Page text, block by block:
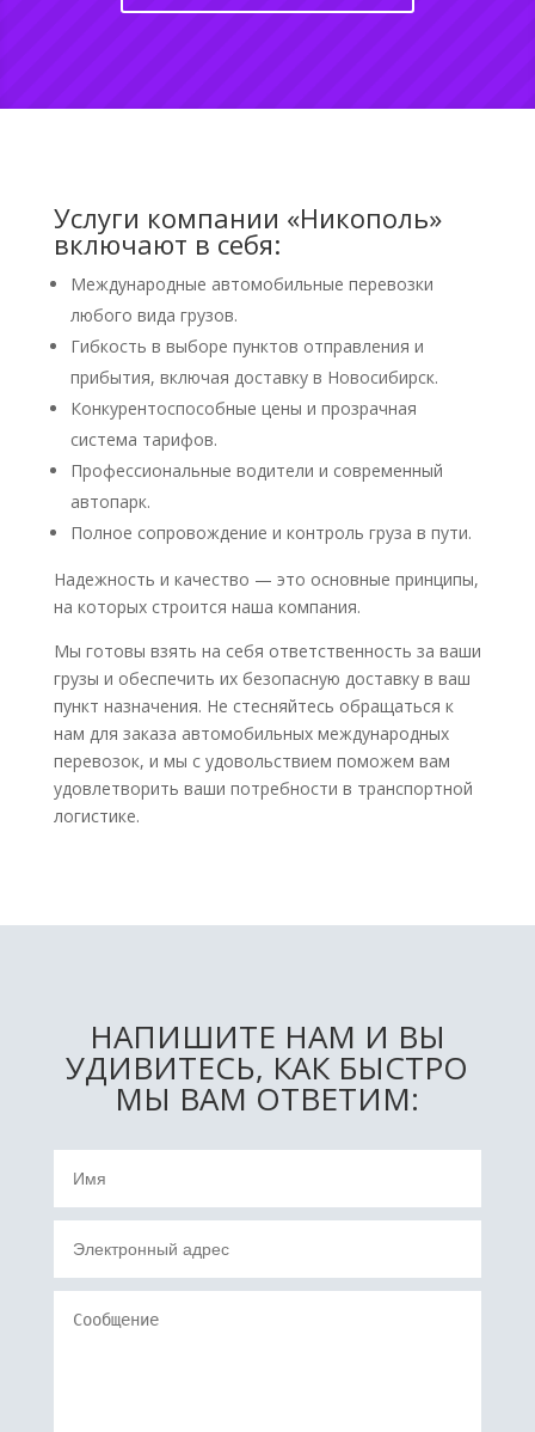
Услуги компании «Никополь»
включают в себя:
Международные автомобильные перевозки
любого вида грузов.
Гибкость в выборе пунктов отправления и
прибытия, включая доставку в Новосибирск.
Конкурентоспособные цены и прозрачная
система тарифов.
Профессиональные водители и современный
автопарк.
Полное сопровождение и контроль груза в пути.
Надежность и качество — это основные принципы,
на которых строится наша компания.
Мы готовы взять на себя ответственность за ваши
грузы и обеспечить их безопасную доставку в ваш
пункт назначения. Не стесняйтесь обращаться к
нам для заказа автомобильных международных
перевозок, и мы с удовольствием поможем вам
удовлетворить ваши потребности в транспортной
логистике.
НАПИШИТЕ НАМ И ВЫ
УДИВИТЕСЬ, КАК БЫСТРО
МЫ ВАМ ОТВЕТИМ: